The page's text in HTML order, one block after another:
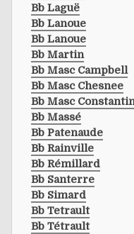
Bb Laguë
Bb Lanoue
Bb Lanoue
Bb Martin
Bb Masc Campbell
Bb Masc Chesnee
Bb Masc
Bb Massé
Bb Patenaude
Bb Rainville
Bb Rémillard
Bb Santerre
Bb Simard
Bb Tetrault
Bb Tétrault